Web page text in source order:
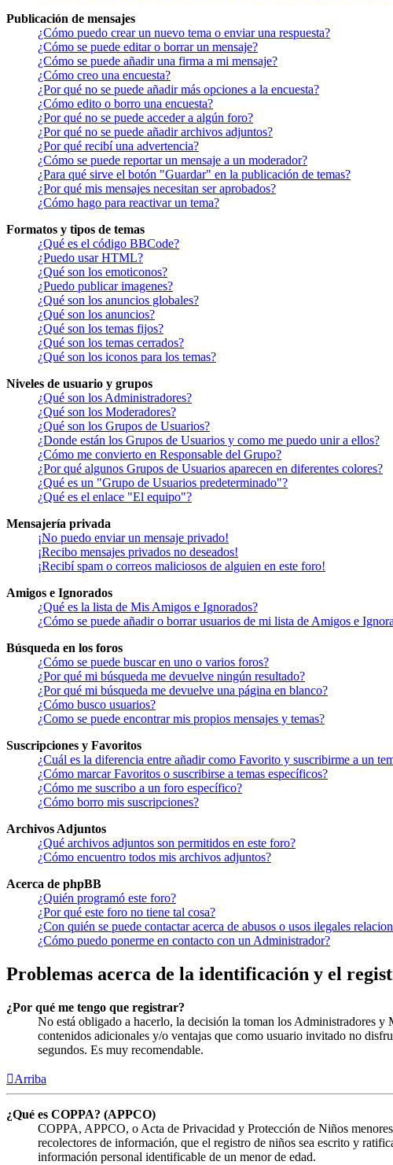
Publicación de mensajes
¿Cómo puedo crear un nuevo tema o enviar una respuesta?
¿Cómo se puede editar o borrar un mensaje?
¿Cómo se puede añadir una firma a mi mensaje?
¿Cómo creo una encuesta?
¿Por qué no se puede añadir más opciones a la encuesta?
¿Cómo edito o borro una encuesta?
¿Por qué no se puede acceder a algún foro?
¿Por qué no se puede añadir archivos adjuntos?
¿Por qué recibí una advertencia?
¿Cómo se puede reportar un mensaje a un moderador?
¿Para qué sirve el botón "Guardar" en la publicación de temas?
¿Por qué mis mensajes necesitan ser aprobados?
¿Cómo hago para reactivar un tema?
Formatos y tipos de temas
¿Qué es el código BBCode?
¿Puedo usar HTML?
¿Qué son los emoticonos?
¿Puedo publicar imagenes?
¿Qué son los anuncios globales?
¿Qué son los anuncios?
¿Qué son los temas fijos?
¿Qué son los temas cerrados?
¿Qué son los iconos para los temas?
Niveles de usuario y grupos
¿Qué son los Administradores?
¿Qué son los Moderadores?
¿Qué son los Grupos de Usuarios?
¿Donde están los Grupos de Usuarios y como me puedo unir a ellos?
¿Cómo me convierto en Responsable del Grupo?
¿Por qué algunos Grupos de Usuarios aparecen en diferentes colores?
¿Qué es un "Grupo de Usuarios predeterminado"?
¿Qué es el enlace "El equipo"?
Mensajería privada
¡No puedo enviar un mensaje privado!
¡Recibo mensajes privados no deseados!
¡Recibí spam o correos maliciosos de alguien en este foro!
Amigos e Ignorados
¿Qué es la lista de Mis Amigos e Ignorados?
¿Cómo se puede añadir o borrar usuarios de mi lista de Amigos e
Búsqueda en los foros
¿Cómo se puede buscar en uno o varios foros?
¿Por qué mi búsqueda me devuelve ningún resultado?
¿Por qué mi búsqueda me devuelve una página en blanco?
¿Cómo busco usuarios?
¿Como se puede encontrar mis propios mensajes y temas?
Suscripciones y Favoritos
¿Cuál es la diferencia entre añadir como Favorito y suscribirme a un
¿Cómo marcar Favoritos o suscribirse a temas específicos?
¿Cómo me suscribo a un foro específico?
¿Cómo borro mis suscripciones?
Archivos Adjuntos
¿Qué archivos adjuntos son permitidos en este foro?
¿Cómo encuentro todos mis archivos adjuntos?
Acerca de phpBB
¿Quién programó este foro?
¿Por qué este foro no tiene tal cosa?
¿Con quién se puede contactar acerca de abusos o usos ilegales
¿Cómo puedo ponerme en contacto con un Administrador?
Problemas acerca de la identificación y el
¿Por qué me tengo que registrar?
No está obligado a hacerlo, la decisión la toman los Administradores y
contenidos adicionales y/o ventajas que como usuario invitado no
segundos. Es muy recomendable.
Arriba
¿Qué es COPPA? (APPCO)
COPPA, APPCO, o Acta de Privacidad y Protección de Niños
recolectores de información, que el registro de niños sea escrito y
información personal identificable de un menor de edad.